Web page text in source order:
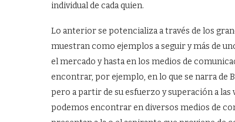
individual de cada quien.
Lo anterior se potencializa a través de los
muestran como ejemplos a seguir y más de
el mercado y hasta en los medios de
encontrar, por ejemplo, en lo que se narra de
pero a partir de su esfuerzo y superación a
podemos encontrar en diversos medios de